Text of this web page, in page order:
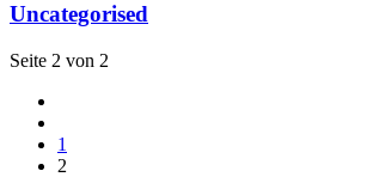
Uncategorised
Seite 2 von 2
1
2